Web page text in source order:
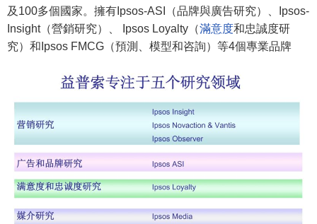
及100多個國家。擁有Ipsos-ASI（品牌與廣告研究）、Ipsos-
Insight（營銷研究）、 Ipsos Loyalty（滿意度和忠誠度研
究）和Ipsos FMCG（預測、模型和咨詢）等4個專業品牌